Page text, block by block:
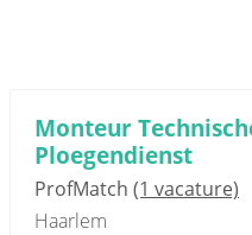
Monteur
Ploegendienst
ProfMatch (1 vacature)
Haarlem